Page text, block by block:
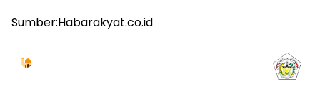
Sumber:Habarakyat.co.id